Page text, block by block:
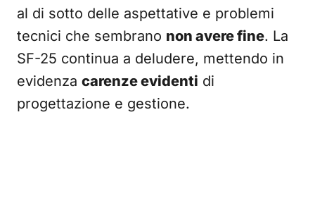
al di sotto delle aspettative e problemi
tecnici che sembrano non avere fine. La
SF-25 continua a deludere, mettendo in
evidenza carenze evidenti di
progettazione e gestione.